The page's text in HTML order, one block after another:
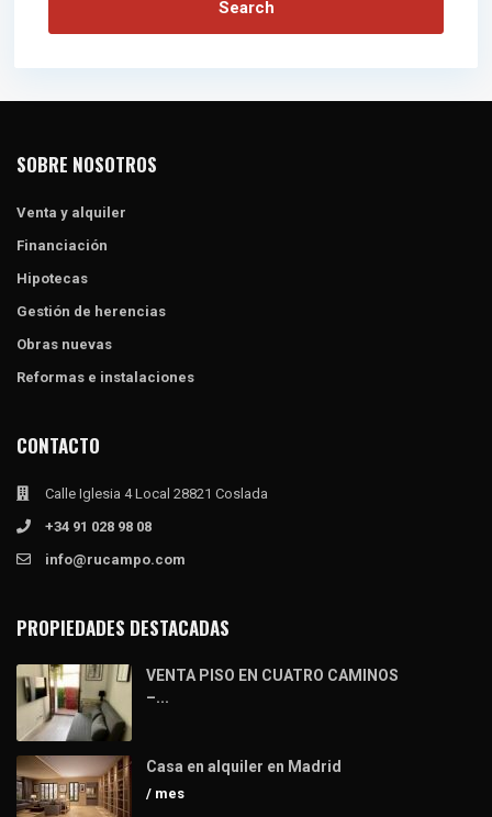
Search
SOBRE NOSOTROS
Venta y alquiler
Financiación
Hipotecas
Gestión de herencias
Obras nuevas
Reformas e instalaciones
CONTACTO
Calle Iglesia 4 Local 28821 Coslada
+34 91 028 98 08
info@rucampo.com
PROPIEDADES DESTACADAS
VENTA PISO EN CUATRO CAMINOS
–...
Casa en alquiler en Madrid
/ mes